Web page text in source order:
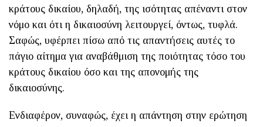
κράτους δικαίου, δηλαδή, της ισότητας απέναντι στον
νόμο και ότι η δικαιοσύνη λειτουργεί, όντως, τυφλά.
Σαφώς, υφέρπει πίσω από τις απαντήσεις αυτές το
πάγιο αίτημα για αναβάθμιση της ποιότητας τόσο του
κράτους δικαίου όσο και της απονομής της
δικαιοσύνης.
Ενδιαφέρον, συναφώς, έχει η απάντηση στην ερώτηση